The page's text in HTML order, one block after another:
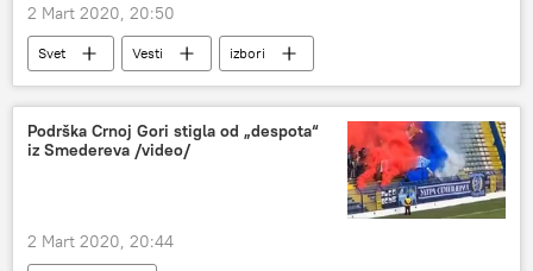
2 Mart 2020, 20:50
Svet Vesti
izbori
Demokratska stranka SAD
kandidati
trka
Podrška Crnoj Gori stigla od „despota“
iz Smedereva /video/
2 Mart 2020, 20:44